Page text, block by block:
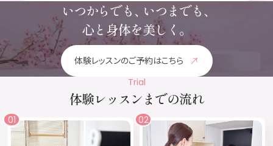
いつからでも、いつまでも、
心と身体を美しく。
体験レッスンのご予約はこちら
Trial
体験レッスンまでの流れ